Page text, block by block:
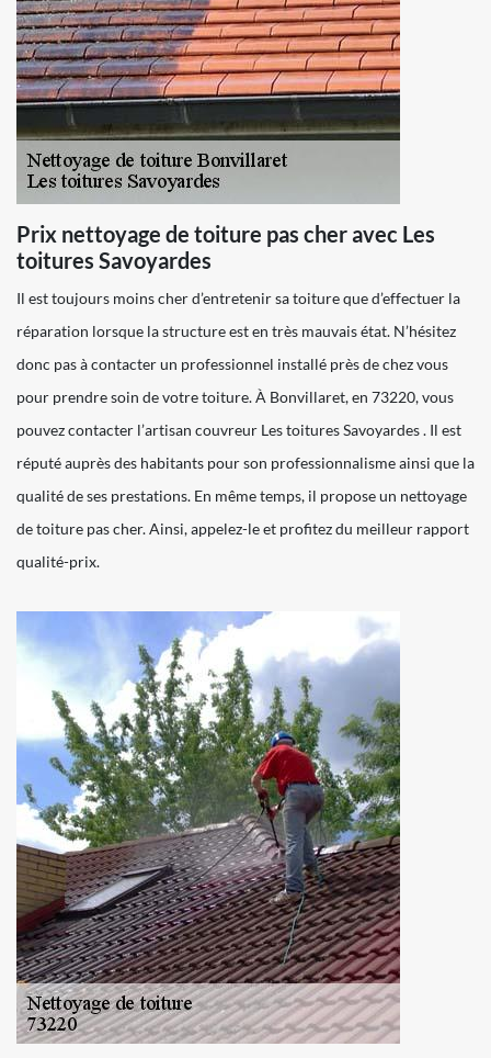
Prix nettoyage de toiture pas cher avec Les
toitures Savoyardes
Il est toujours moins cher d’entretenir sa toiture que d’effectuer la
réparation lorsque la structure est en très mauvais état. N’hésitez
donc pas à contacter un professionnel installé près de chez vous
pour prendre soin de votre toiture. À Bonvillaret, en 73220, vous
pouvez contacter l’artisan couvreur Les toitures Savoyardes . Il est
réputé auprès des habitants pour son professionnalisme ainsi que la
qualité de ses prestations. En même temps, il propose un nettoyage
de toiture pas cher. Ainsi, appelez-le et profitez du meilleur rapport
qualité-prix.